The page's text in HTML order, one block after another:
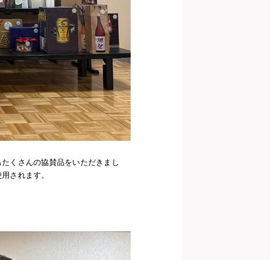
くさんの協賛品をいただきまし
されます。